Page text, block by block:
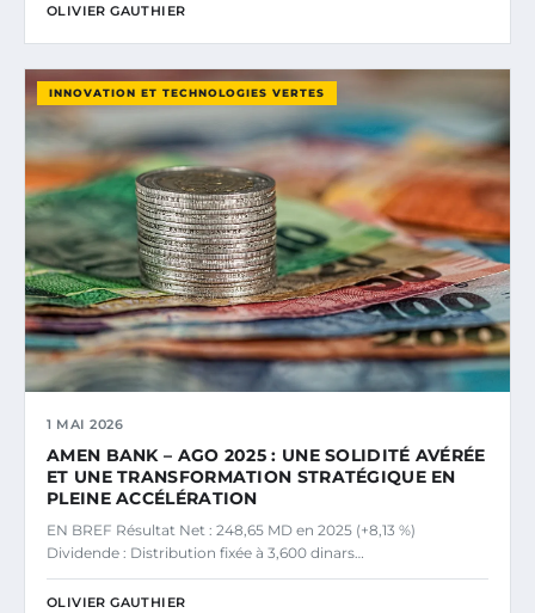
OLIVIER GAUTHIER
INNOVATION ET TECHNOLOGIES VERTES
1 MAI 2026
AMEN BANK – AGO 2025 : UNE SOLIDITÉ AVÉRÉE
ET UNE TRANSFORMATION STRATÉGIQUE EN
PLEINE ACCÉLÉRATION
EN BREF Résultat Net : 248,65 MD en 2025 (+8,13 %)
Dividende : Distribution fixée à 3,600 dinars…
OLIVIER GAUTHIER